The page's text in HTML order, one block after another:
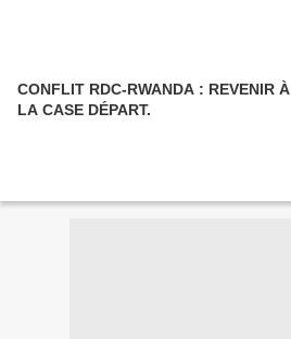
CONFLIT RDC-RWANDA : REVENIR À
LA CASE DÉPART.